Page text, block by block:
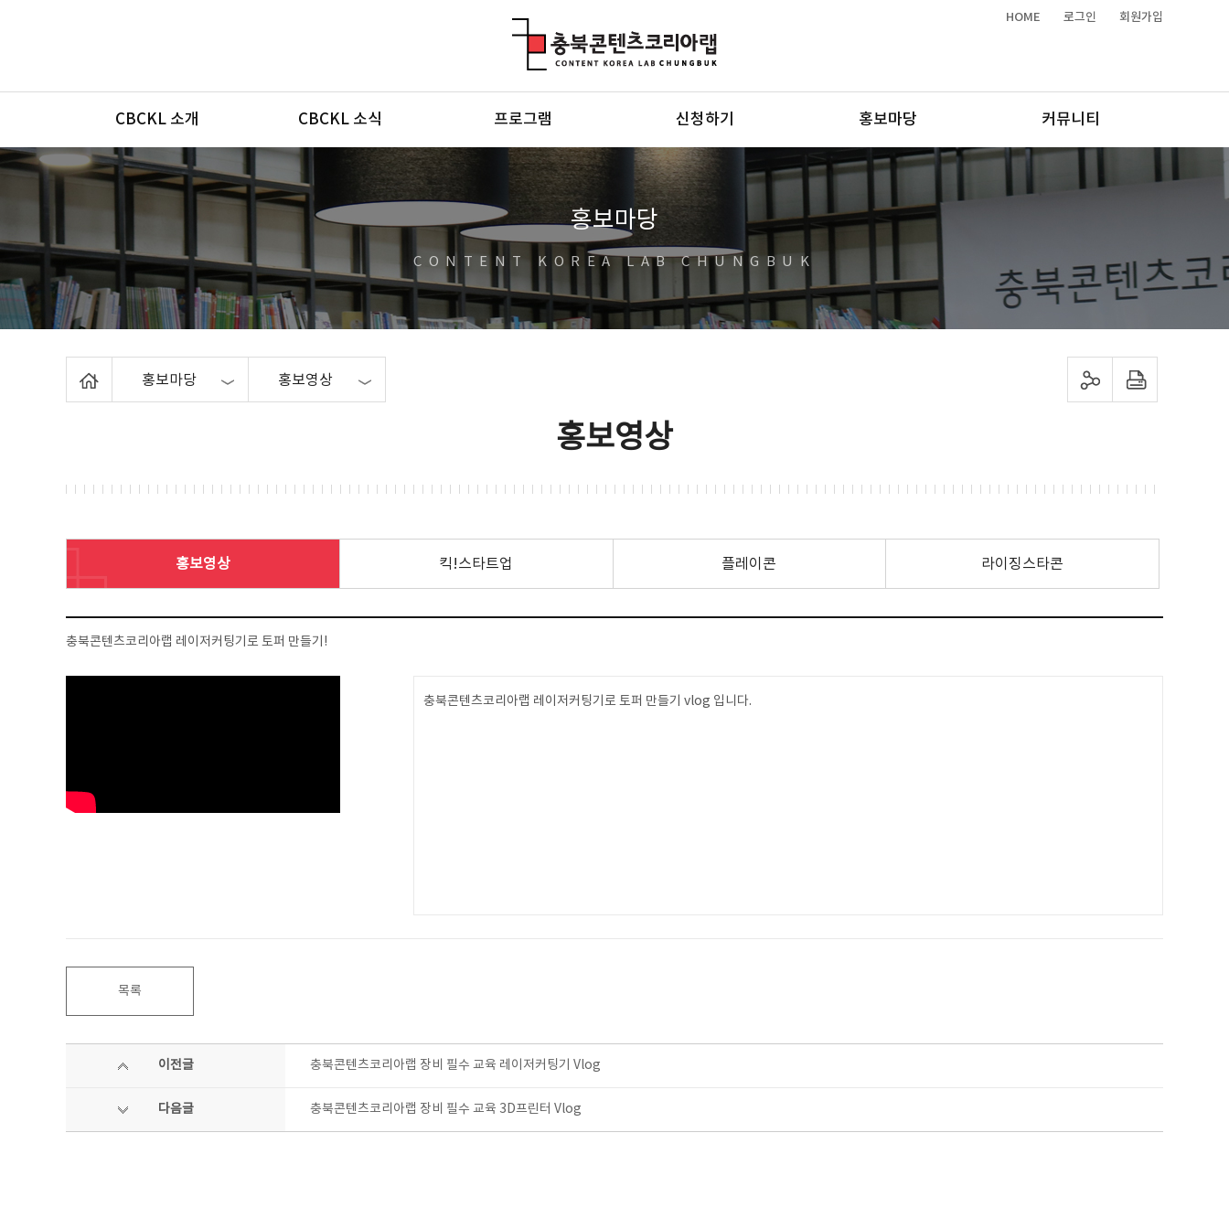
HOME 로그인 회원가입
메뉴
CBCKL 소개 CBCKL 소식 프로그램 신청하기 홍보마당 커뮤니티
홍보마당
CONTENT KOREA LAB CHUNGBUK
홍보마당 홍보영상 sns 공유하기 프린트하기
홍보영상
홍보영상 킥!스타트업 플레이콘 라이징스타콘
충북콘텐츠코리아랩 레이저커팅기로 토퍼 만들기!
충북콘텐츠코리아랩 레이저커팅기로 토퍼 만들기 vlog 입니다.
목록
이전글 충북콘텐츠코리아랩 장비 필수 교육 레이저커팅기 Vlog
다음글 충북콘텐츠코리아랩 장비 필수 교육 3D프린터 Vlog